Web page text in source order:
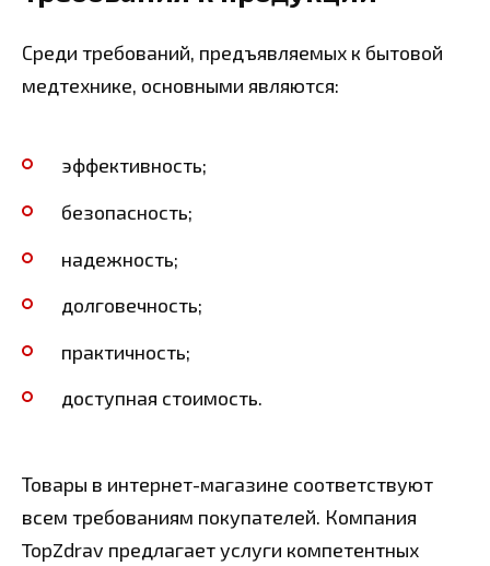
Среди требований, предъявляемых к бытовой
медтехнике, основными являются:
эффективность;
безопасность;
надежность;
долговечность;
практичность;
доступная стоимость.
Товары в интернет-магазине соответствуют
всем требованиям покупателей. Компания
TopZdrav предлагает услуги компетентных